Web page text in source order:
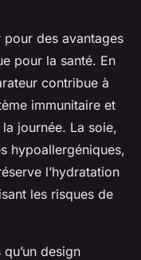
pour des avantages
pour la santé. En
contribue à
immunitaire et
journée. La soie,
hypoallergéniques,
l’hydratation
les risques de
design